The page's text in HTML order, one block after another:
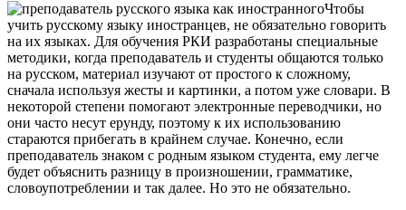
Чтобы
учить русскому языку иностранцев, не обязательно говорить
на их языках. Для обучения РКИ разработаны специальные
методики, когда преподаватель и студенты общаются только
на русском, материал изучают от простого к сложному,
сначала используя жесты и картинки, а потом уже словари. В
некоторой степени помогают электронные переводчики, но
они часто несут ерунду, поэтому к их использованию
стараются прибегать в крайнем случае. Конечно, если
преподаватель знаком с родным языком студента, ему легче
будет объяснить разницу в произношении, грамматике,
словоупотреблении и так далее. Но это не обязательно.